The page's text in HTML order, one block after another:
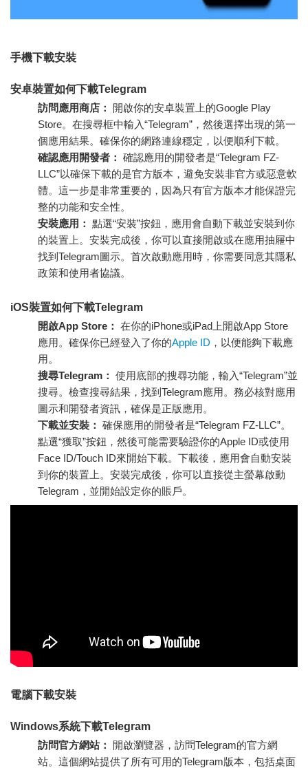
手機下載安裝
安卓裝置如何下載Telegram
訪問應用商店：
開啟你的安卓裝置上的Google Play
Store。在搜尋框中輸入“Telegram”，然後選擇出現的第一
個應用結果。確保你的網路連線穩定，以便順利下載。
確認應用開發者： 確認應用的開發者是“Telegram FZ-
LLC”以確保下載的是官方版本，避免安裝非官方或惡意軟
體。這一步是非常重要的，因為只有官方版本才能保證完
整的功能和安全性。
安裝應用： 點選“安裝”按鈕，應用會自動下載並安裝到你
的裝置上。安裝完成後，你可以直接開啟或在應用抽屜中
找到Telegram圖示。首次啟動應用時，你需要同意其隱私
政策和使用者協議。
iOS裝置如何下載Telegram
開啟App Store： 在你的iPhone或iPad上開啟App Store
應用。確保你已經登入了你的Apple ID ，以便能夠下載應
用。
搜尋Telegram： 使用底部的搜尋功能，輸入“Telegram”並
搜尋。檢查搜尋結果，找到Telegram應用。務必核對應用
圖示和開發者資訊，確保是正版應用。
下載並安裝： 確保應用的開發者是“Telegram FZ-LLC”。
點選“獲取”按鈕，然後可能需要驗證你的Apple ID或使用
Face ID/Touch ID來開始下載。下載後，應用會自動安裝
到你的裝置上。安裝完成後，你可以直接從主螢幕啟動
Telegram，並開始設定你的賬戶。
電腦下載安裝
Windows系統下載Telegram
訪問官方網站：
開啟瀏覽器，訪問Telegram的官方網
站。這個網站提供了所有可用的Telegram版本，包括桌面